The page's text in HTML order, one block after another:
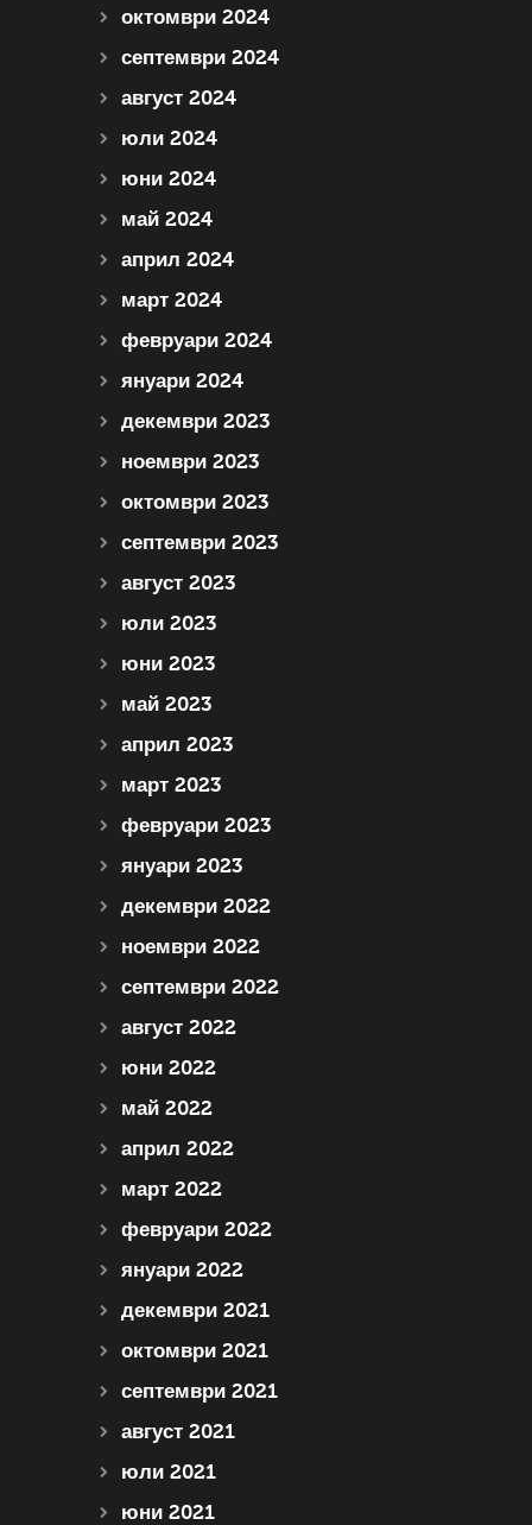
октомври 2024
септември 2024
август 2024
юли 2024
юни 2024
май 2024
април 2024
март 2024
февруари 2024
януари 2024
декември 2023
ноември 2023
октомври 2023
септември 2023
август 2023
юли 2023
юни 2023
май 2023
април 2023
март 2023
февруари 2023
януари 2023
декември 2022
ноември 2022
септември 2022
август 2022
юни 2022
май 2022
април 2022
март 2022
февруари 2022
януари 2022
декември 2021
октомври 2021
септември 2021
август 2021
юли 2021
юни 2021